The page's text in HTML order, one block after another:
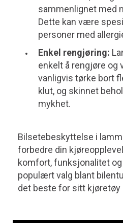
sammenlignet med
Dette kan være
personer med
Enkel rengjøring:
enkelt å rengjøre og
vanligvis tørke bort
klut, og skinnet
mykhet.
Bilsetebeskyttelse i
forbedre din
komfort, funksjonalitet
populært valg blant
det beste for sitt kjøretøy